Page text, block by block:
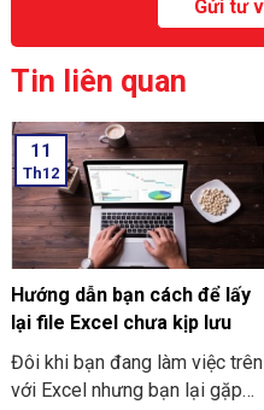
Tin liên quan
11
Th12
Hướng dẫn bạn cách để lấy
lại file Excel chưa kịp lưu
Đôi khi bạn đang làm việc trên
với Excel nhưng bạn lại gặp